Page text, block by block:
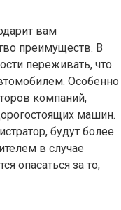
вам
преимуществ. В
переживать, что
Особенно
компаний,
машин.
будут более
в случае
опасаться за то,